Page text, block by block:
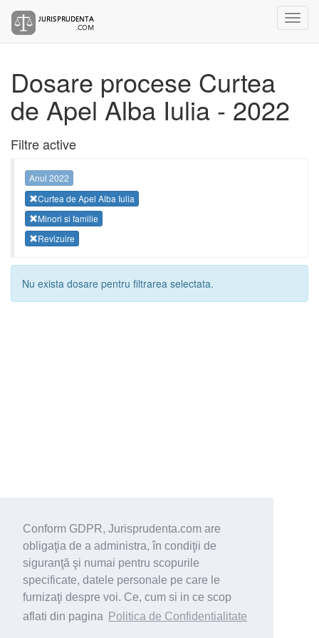
Conform GDPR, Jurisprudenta.com are
obligaţia de a administra, în condiţii de
siguranţă şi numai pentru scopurile
specificate, datele personale pe care le
furnizaţi despre voi. Ce, cum si in ce scop
aflati din pagina
Politica de Confidentialitate
Dosare procese Curtea
de Apel Alba Iulia - 2022
Filtre active
Anul 2022
Curtea de Apel Alba Iulia
Minori si familie
Revizuire
Nu exista dosare pentru filtrarea selectata.